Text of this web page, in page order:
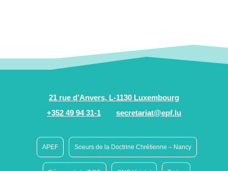
21 rue d’Anvers, L-1130 Luxembourg
+352 49 94 31-1
secretariat@epf.lu
APEF Soeurs de la Doctrine Chrétienne – Nancy